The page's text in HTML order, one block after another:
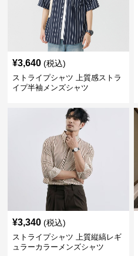
¥3,640 (税込)
ストライプシャツ 上質感ストラ
イプ半袖メンズシャツ
¥3,340 (税込)
ストライプシャツ 上質縦縞レギ
ュラーカラーメンズシャツ